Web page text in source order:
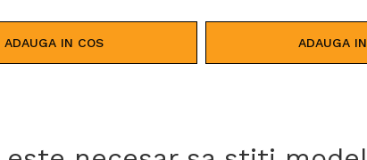
ADAUGA IN COS ADAUGA